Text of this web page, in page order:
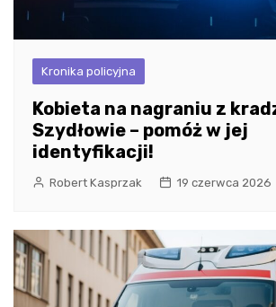
Kronika policyjna
Kobieta na nagraniu z
Szydłowie – pomóż w jej
identyfikacji!
Robert Kasprzak 19 czerwca 2026